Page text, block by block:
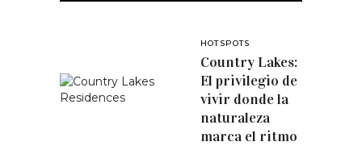
HOTSPOTS
Country Lakes:
El privilegio de
vivir donde la
naturaleza
marca el ritmo